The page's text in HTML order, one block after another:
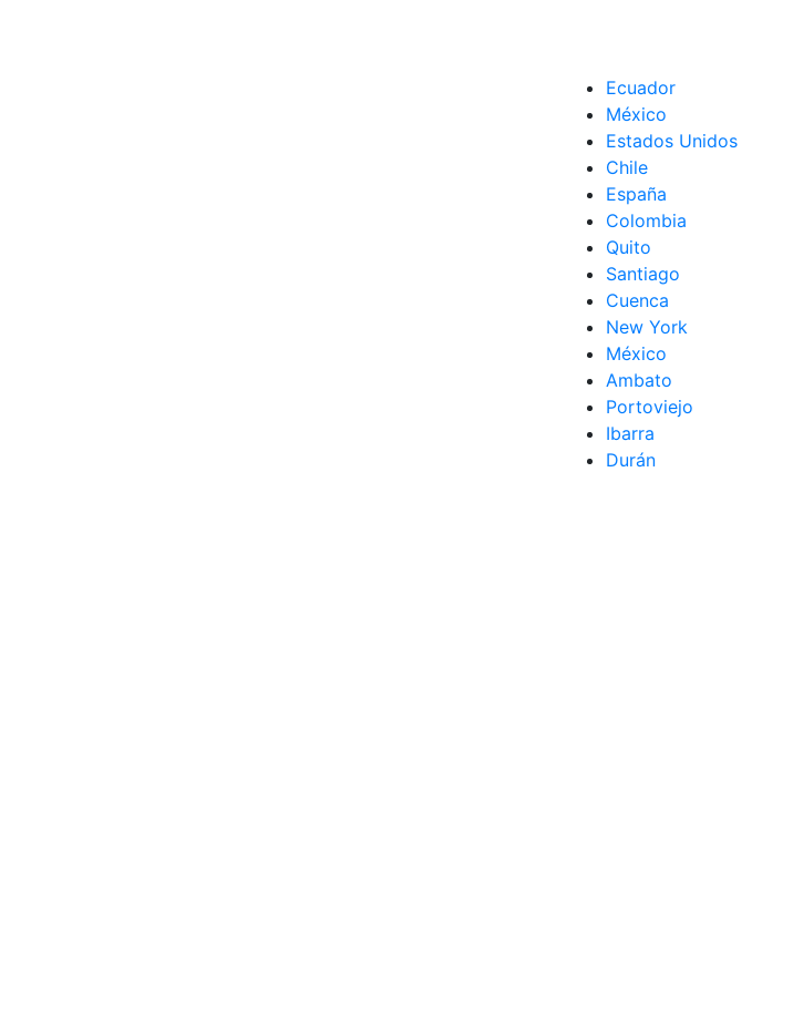
Ecuador
México
Estados Unidos
Chile
España
Colombia
Quito
Santiago
Cuenca
New York
México
Ambato
Portoviejo
Ibarra
Durán